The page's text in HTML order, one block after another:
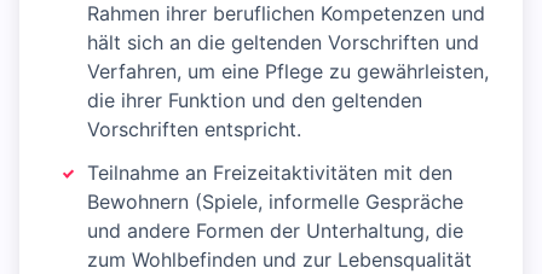
Rahmen ihrer beruflichen Kompetenzen und
hält sich an die geltenden Vorschriften und
Verfahren, um eine Pflege zu gewährleisten,
die ihrer Funktion und den geltenden
Vorschriften entspricht.
Teilnahme an Freizeitaktivitäten mit den
Bewohnern (Spiele, informelle Gespräche
und andere Formen der Unterhaltung, die
zum Wohlbefinden und zur Lebensqualität